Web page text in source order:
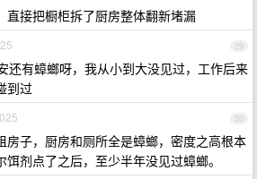
直接把橱柜拆了厨房整体翻新堵漏
29
还有蟑螂呀，我从小到大没见过，工作后来
到过
30
房子，厨房和厕所全是蟑螂，密度之高根本
剂点了之后，至少半年没见过蟑螂。